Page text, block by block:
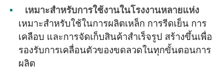
เหมาะสำหรับการใช้งานในโรงงานหลายแห่ง
เหมาะสำหรับใช้ในการผลิตเหล็ก การรีดเย็น การ
เคลือบ และการจัดเก็บสินค้าสำเร็จรูป สร้างขึ้นเพื่อ
รองรับการเคลื่อนตัวของขดลวดในทุกขั้นตอนการ
ผลิต